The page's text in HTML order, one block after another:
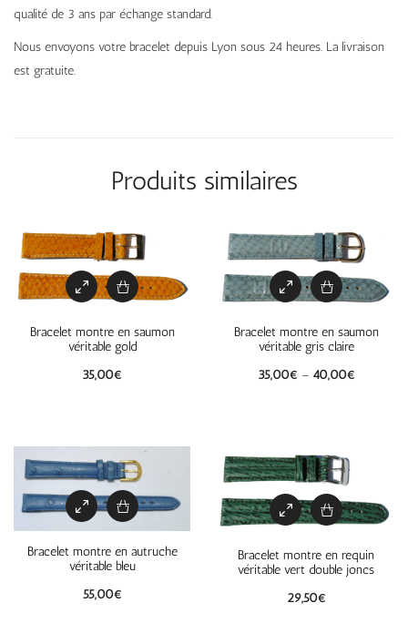
qualité de 3 ans par échange standard.
Nous envoyons votre bracelet depuis Lyon sous 24 heures. La livraison
est gratuite.
Produits similaires
Bracelet montre en saumon
véritable gold
35,00€
Bracelet montre en saumon
véritable gris claire
35,00€ – 40,00€
Bracelet montre en autruche
véritable bleu
55,00€
Bracelet montre en requin
véritable vert double joncs
29,50€